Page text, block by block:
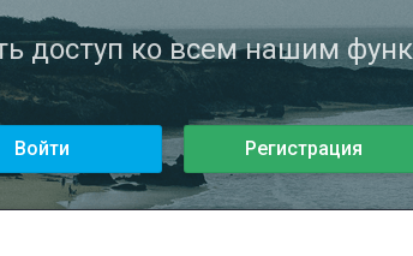
доступ ко всем нашим
Войти Регистрация